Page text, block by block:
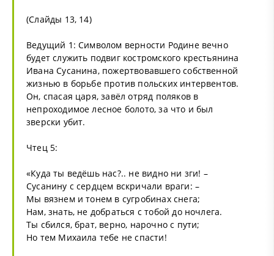
(Слайды 13, 14)
Ведущий 1: Символом верности Родине вечно
будет служить подвиг костромского крестьянина
Ивана Сусанина, пожертвовавшего собственной
жизнью в борьбе против польских интервентов.
Он, спасая царя, завёл отряд поляков в
непроходимое лесное болото, за что и был
зверски убит.
Чтец 5:
«Куда ты ведёшь нас?.. не видно ни зги! –
Сусанину с сердцем вскричали враги: –
Мы вязнем и тонем в сугробинах снега;
Нам, знать, не добраться с тобой до ночлега.
Ты сбился, брат, верно, нарочно с пути;
Но тем Михаила тебе не спасти!